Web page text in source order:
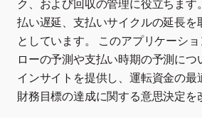
ク、および回収の管理に役立ちます
払い遅延、支払いサイクルの延長を
としています。 このアプリケーシ
ローの予測や支払い時期の予測に
インサイトを提供し、運転資金の最
財務目標の達成に関する意思決定を